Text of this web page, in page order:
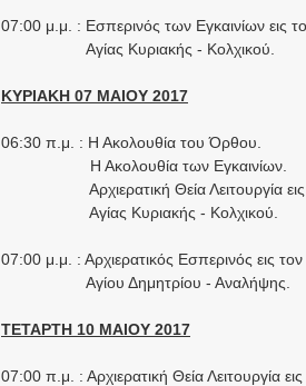
07:00 μ.μ. : Εσπερινός των Εγκαινίων εις
Αγίας Κυριακής - Κολχικού.
ΚΥΡΙΑΚΗ 07 ΜΑΙΟΥ 2017
06:30 π.μ. : Η Ακολουθία του Όρθου.
Η Ακολουθία των Εγκαινίων.
Αρχιερατική Θεία Λειτουργία
Αγίας Κυριακής - Κολχικού.
07:00 μ.μ. : Αρχιερατικός Εσπερινός εις
Αγίου Δημητρίου - Αναλήψης.
ΤΕΤΑΡΤΗ 10 ΜΑΙΟΥ 2017
07:00 π.μ. : Αρχιερατική Θεία Λειτουργία